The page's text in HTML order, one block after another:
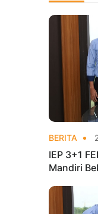
BERITA
IEP 3+1
Mandiri